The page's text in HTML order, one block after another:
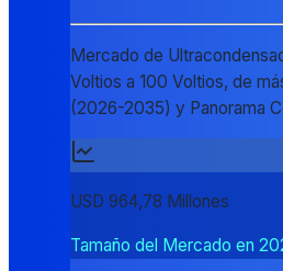
Mercado de
Voltios a 100 Voltios, de
(2026-2035) y Panorama
USD 964,78 Millones
Tamaño del Mercado en